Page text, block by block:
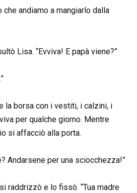
che andiamo a mangiarlo dalla
Lisa. “Evviva! E papà viene?”
la borsa con i vestiti, i calzini, i
per qualche giorno. Mentre
si affacciò alla porta.
Andarsene per una sciocchezza!”
raddrizzò e lo fissò. “Tua madre